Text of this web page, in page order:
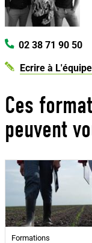
02 38 71 90 50
Ecrire à
Ces
peuvent
Formations